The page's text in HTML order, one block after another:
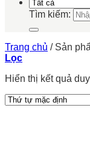
Tìm kiếm:
Trang chủ /Sản
Lọc
Hiển thị kết quả